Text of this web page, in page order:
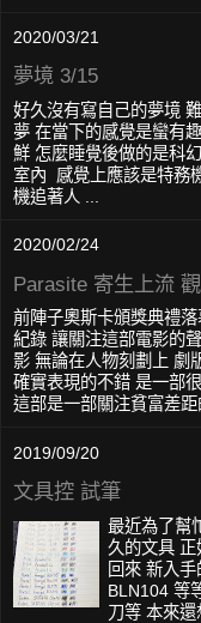
2020/03/21
夢境 3/15
好久沒有寫自己的夢境
夢 在當下的感覺是蠻有
鮮 怎麼睡覺後做的是科
室內 感覺上應該是特務
機追著人 ...
2020/02/24
Parasite 寄生上流
前陣子奧斯卡頒獎典禮
紀錄 讓關注這部電影的
影 無論在人物刻劃上 劇
確實表現的不錯 是一部
這部是一部關注貧富差距
2019/09/20
文具控 試筆
最近為了幫
久的文具
回來 新入
BLN104 等
刀等 本來還